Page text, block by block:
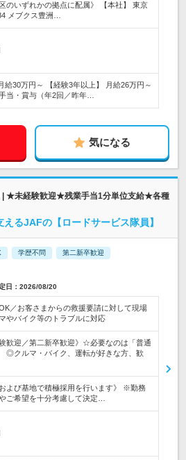
のいずれかの拠点に配属》 【本社】 東京
メブクス豊洲…
給30万円～ 【経験3年以上】 月給26万円～
当・賞与（年2回／昨年…
気になる
| ★未経験歓迎★残業手当1分単位支給★各種
るJAFの【ロードサービス隊員】
学歴不問 第二新卒歓迎
日：2026/08/20
／お客さまからの救援要請に対して現場
やバイク等のトラブルに対応
歓迎／第二新卒歓迎》☆必要なのは「普通
◎クルマ・バイク、運転が好きな方、歓
および基地で積極採用を行います》 ※勤務
ご希望を十分考慮して決定…